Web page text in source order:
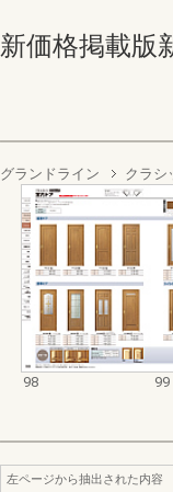
新価格掲載版
グランドライン クラシ
98 99
左ページから抽出された内容